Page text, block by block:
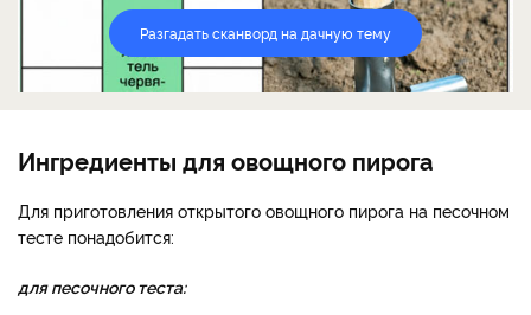
Разгадать сканворд на дачную тему
Ингредиенты для овощного пирога
Для приготовления открытого овощного пирога на песочном
тесте понадобится:
для песочного теста: